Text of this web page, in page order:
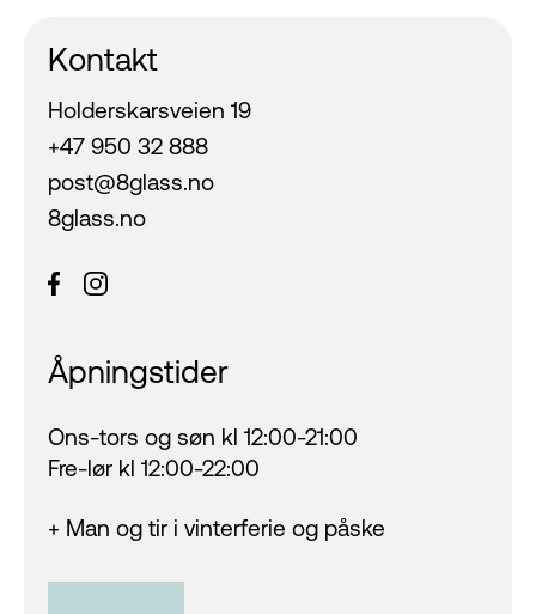
Kontakt
Holderskarsveien 19
+47 950 32 888
post@8glass.no
8glass.no
Åpningstider
Ons-tors og søn kl 12:00-21:00
Fre-lør kl 12:00-22:00
+ Man og tir i vinterferie og påske